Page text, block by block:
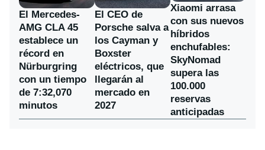
El Mercedes-
AMG CLA 45
establece un
récord en
Nürburgring
con un tiempo
de 7:32,070
minutos
El CEO de
Porsche salva a
los Cayman y
Boxster
eléctricos, que
llegarán al
mercado en
2027
Xiaomi arrasa
con sus nuevos
híbridos
enchufables:
SkyNomad
supera las
100.000
reservas
anticipadas